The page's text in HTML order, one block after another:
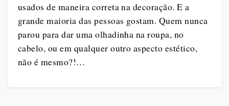
usados de maneira correta na decoração. E a
grande maioria das pessoas gostam. Quem nunca
parou para dar uma olhadinha na roupa, no
cabelo, ou em qualquer outro aspecto estético,
não é mesmo?!…